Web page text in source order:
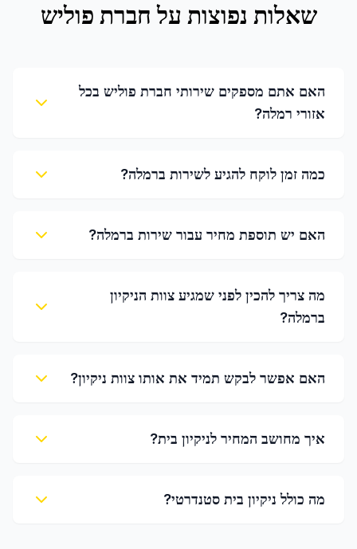
שאלות נפוצות על חברת פוליש
האם אתם מספקים שירותי חברת פוליש בכל
אזורי רמלה?
כמה זמן לוקח להגיע לשירות ברמלה?
האם יש תוספת מחיר עבור שירות ברמלה?
מה צריך להכין לפני שמגיע צוות הניקיון
ברמלה?
האם אפשר לבקש תמיד את אותו צוות ניקיון?
איך מחושב המחיר לניקיון בית?
מה כולל ניקיון בית סטנדרטי?